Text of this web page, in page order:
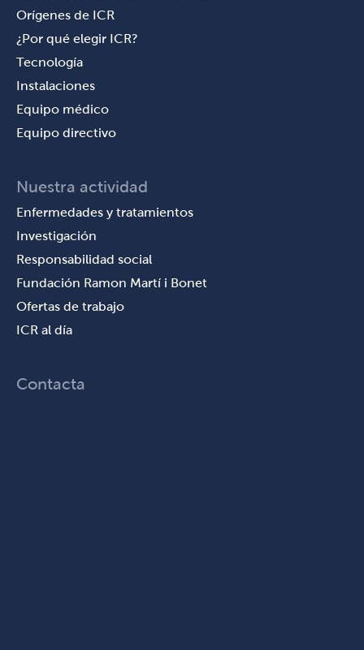
Orígenes de ICR
¿Por qué elegir ICR?
Tecnología
Instalaciones
Equipo médico
Equipo directivo
Nuestra actividad
Enfermedades y tratamientos
Investigación
Responsabilidad social
Fundación Ramon Martí i Bonet
Ofertas de trabajo
ICR al día
Contacta